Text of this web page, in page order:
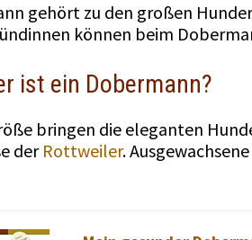
gehört zu den großen
können beim
ist ein Dobermann?
bringen die eleganten
derRottweiler.